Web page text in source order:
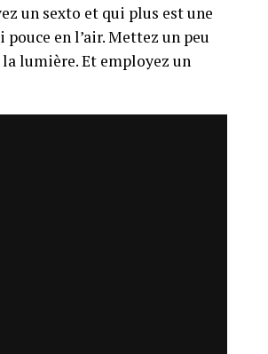
un sexto et qui plus est une
en l’air. Mettez un peu
la lumière. Et employez un